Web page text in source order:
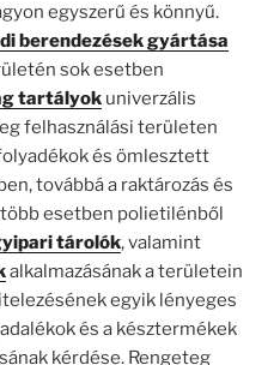
egyszerű és könnyű.
berendezések gyártása
sok esetben
tartályok univerzális
felhasználási területen
és ömlesztett
továbbá a raktározás és
esetben polietilénből
tárolók, valamint
alkalmazásának a területein
egyik lényeges
és a késztermékek
kérdése. Rengeteg